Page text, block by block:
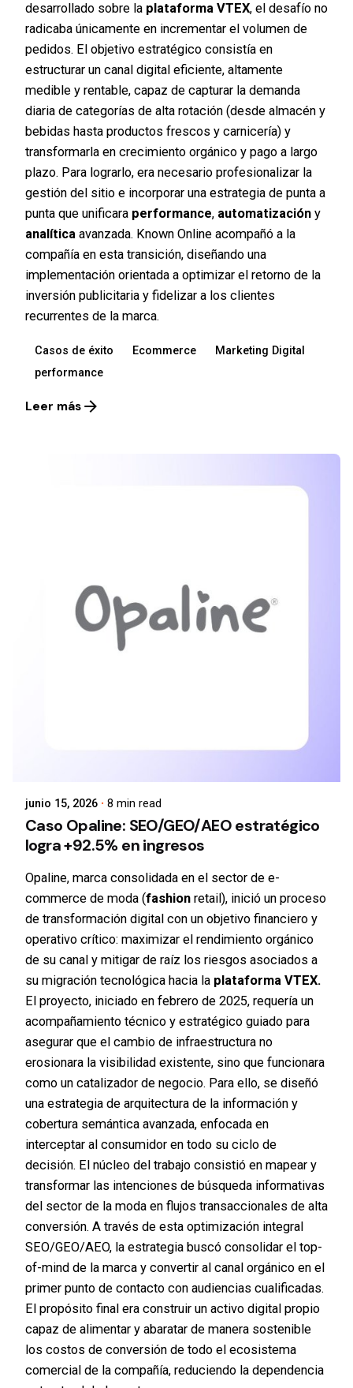
desarrollado sobre la plataforma VTEX, el desafío no
radicaba únicamente en incrementar el volumen de
pedidos. El objetivo estratégico consistía en
estructurar un canal digital eficiente, altamente
medible y rentable, capaz de capturar la demanda
diaria de categorías de alta rotación (desde almacén y
bebidas hasta productos frescos y carnicería) y
transformarla en crecimiento orgánico y pago a largo
plazo. Para lograrlo, era necesario profesionalizar la
gestión del sitio e incorporar una estrategia de punta a
punta que unificara performance, automatización y
analítica avanzada. Known Online acompañó a la
compañía en esta transición, diseñando una
implementación orientada a optimizar el retorno de la
inversión publicitaria y fidelizar a los clientes
recurrentes de la marca.
Casos de éxito Ecommerce
Marketing Digital
performance
Leer más
junio 15, 2026 8 min read
Caso Opaline: SEO/GEO/AEO estratégico
logra +92.5% en ingresos
Opaline, marca consolidada en el sector de e-
commerce de moda (fashion retail), inició un proceso
de transformación digital con un objetivo financiero y
operativo crítico: maximizar el rendimiento orgánico
de su canal y mitigar de raíz los riesgos asociados a
su migración tecnológica hacia la plataforma VTEX.
El proyecto, iniciado en febrero de 2025, requería un
acompañamiento técnico y estratégico guiado para
asegurar que el cambio de infraestructura no
erosionara la visibilidad existente, sino que funcionara
como un catalizador de negocio. Para ello, se diseñó
una estrategia de arquitectura de la información y
cobertura semántica avanzada, enfocada en
interceptar al consumidor en todo su ciclo de
decisión. El núcleo del trabajo consistió en mapear y
transformar las intenciones de búsqueda informativas
del sector de la moda en flujos transaccionales de alta
conversión. A través de esta optimización integral
SEO/GEO/AEO, la estrategia buscó consolidar el top-
of-mind de la marca y convertir al canal orgánico en el
primer punto de contacto con audiencias cualificadas.
El propósito final era construir un activo digital propio
capaz de alimentar y abaratar de manera sostenible
los costos de conversión de todo el ecosistema
comercial de la compañía, reduciendo la dependencia